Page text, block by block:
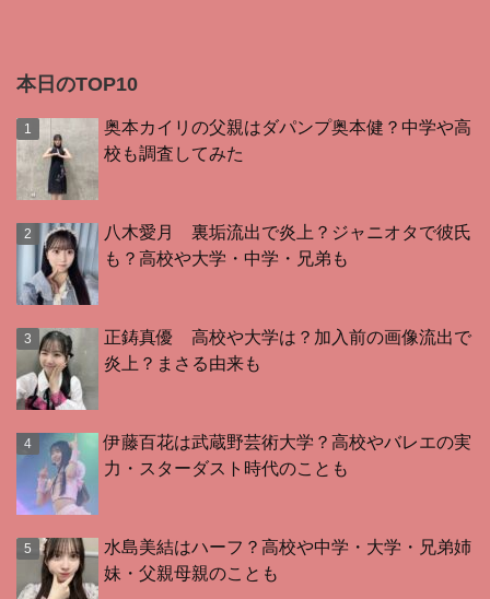
本日のTOP10
奥本カイリの父親はダパンプ奥本健？中学や高
校も調査してみた
八木愛月 裏垢流出で炎上？ジャニオタで彼氏
も？高校や大学・中学・兄弟も
正鋳真優 高校や大学は？加入前の画像流出で
炎上？まさる由来も
伊藤百花は武蔵野芸術大学？高校やバレエの実
力・スターダスト時代のことも
水島美結はハーフ？高校や中学・大学・兄弟姉
妹・父親母親のことも